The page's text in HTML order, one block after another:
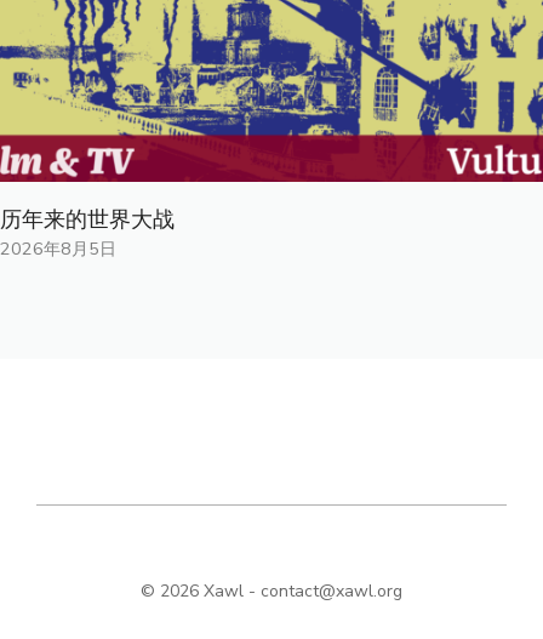
历年来的世界大战
2026年8月5日
© 2026 Xawl - contact@xawl.org